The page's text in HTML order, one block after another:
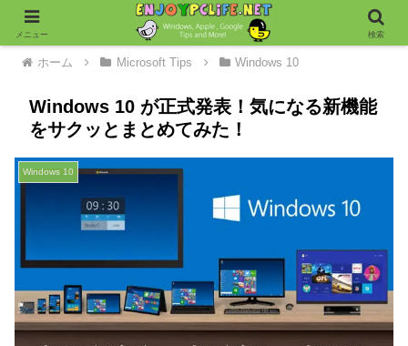
ホーム Microsoft Tips Windows 10
Windows 10 が正式発表！気になる新機能
をサクッとまとめてみた！
Windows 10
メニュー 検索